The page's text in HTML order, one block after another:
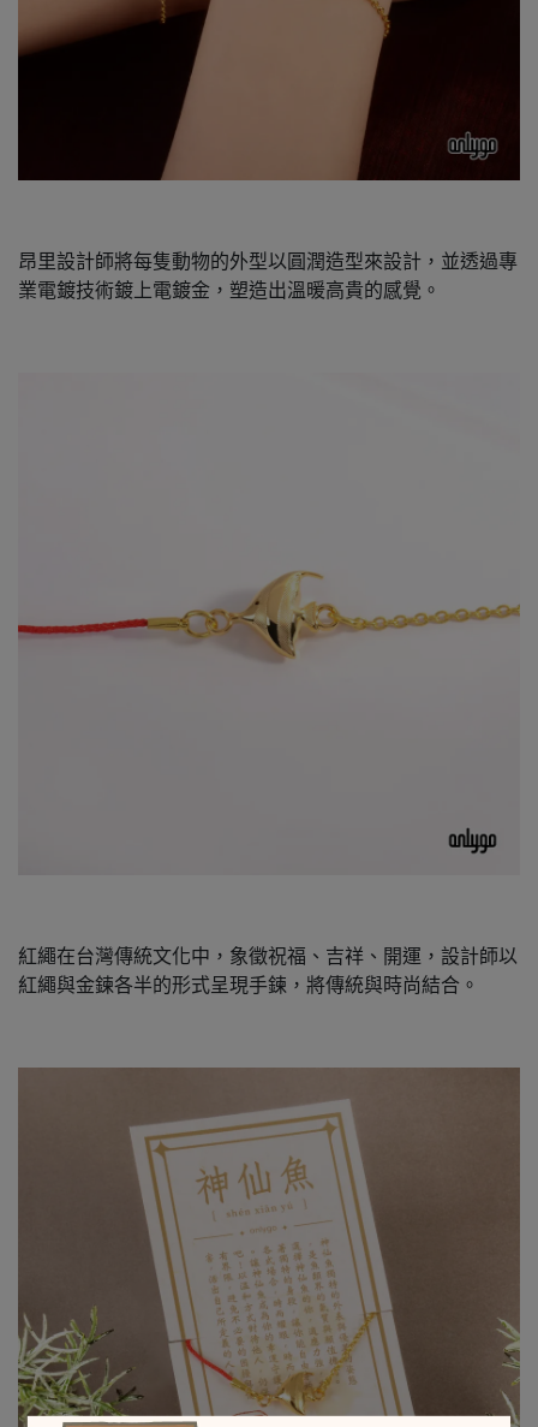
昂里設計師將每隻動物的外型以圓潤造型來設計，並透過專
業電鍍技術鍍上電鍍金，塑造出溫暖高貴的感覺。
紅繩在台灣傳統文化中，象徵祝福、吉祥、開運，設計師以
紅繩與金鍊各半的形式呈現手鍊，將傳統與時尚結合。